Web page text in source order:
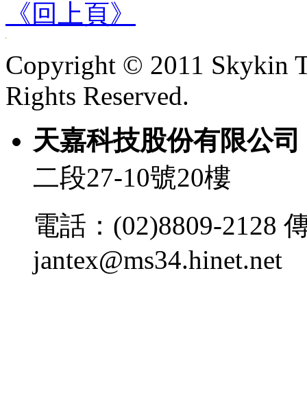
《回上頁》
Copyright © 2011 Skykin
Rights Reserved.
天嘉科技股份有限
二段27-10號20樓
電話：(02)8809-2128
jantex@ms34.hinet.net